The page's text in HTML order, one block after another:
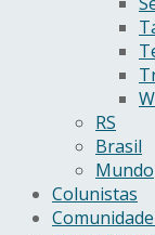
RS
Brasil
Mundo
Colunistas